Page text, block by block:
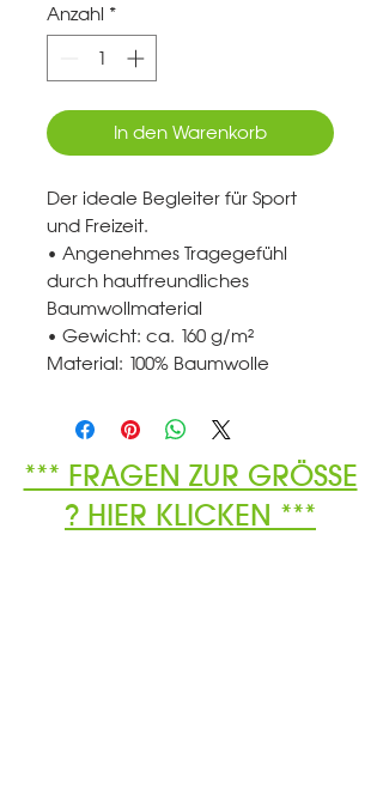
Anzahl *
In den Warenkorb
Der ideale Begleiter für Sport
und Freizeit.
• Angenehmes Tragegefühl
durch hautfreundliches
Baumwollmaterial
• Gewicht: ca. 160 g/m²
Material: 100% Baumwolle
*** FRAGEN ZUR GRÖSSE
? HIER KLICKEN ***